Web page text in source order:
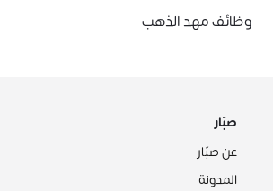
وظائف مهد الذهب
صبّار
عن صبّار
المدونة